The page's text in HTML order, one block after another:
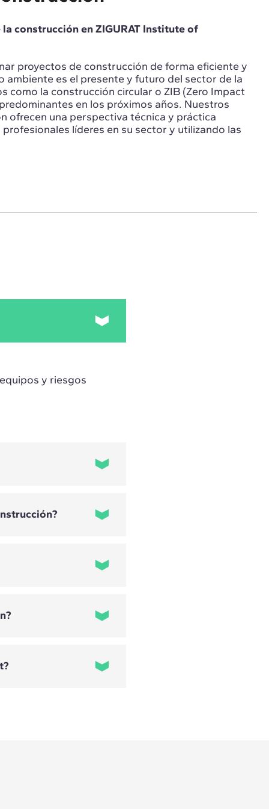
construcción en ZIGURAT Institute of
proyectos de construcción de forma eficiente y
ambiente es el presente y futuro del sector de la
como la construcción circular o ZIB (Zero Impact
en los próximos años. Nuestros
ofrecen una perspectiva técnica y práctica
líderes en su sector y utilizando las
y riesgos
construcción y
de Barcelona
IPD
de